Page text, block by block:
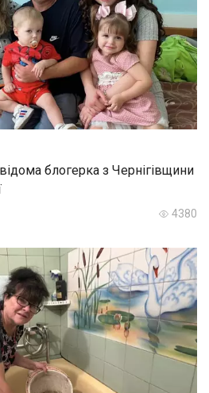
блогерка з Чернігівщини
4380